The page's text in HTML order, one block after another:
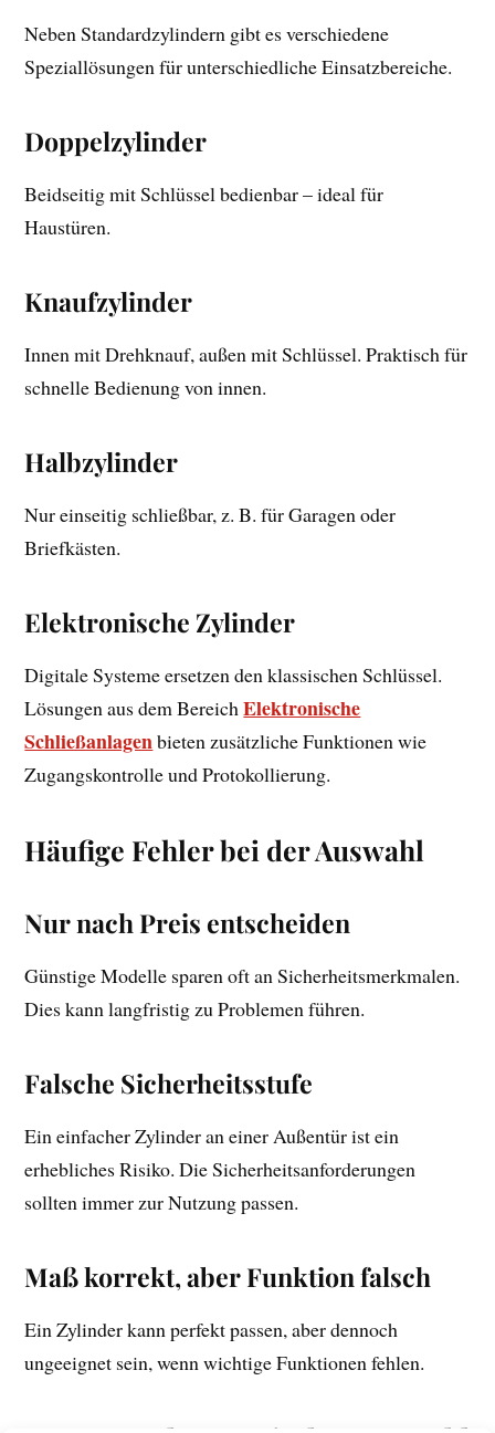
Neben Standardzylindern gibt es verschiedene
Speziallösungen für unterschiedliche Einsatzbereiche.
Doppelzylinder
Beidseitig mit Schlüssel bedienbar – ideal für
Haustüren.
Knaufzylinder
Innen mit Drehknauf, außen mit Schlüssel. Praktisch für
schnelle Bedienung von innen.
Halbzylinder
Nur einseitig schließbar, z. B. für Garagen oder
Briefkästen.
Elektronische Zylinder
Digitale Systeme ersetzen den klassischen Schlüssel.
Lösungen aus dem BereichElektronische
Schließanlagenbieten zusätzliche Funktionen wie
Zugangskontrolle und Protokollierung.
Häufige Fehler bei der Auswahl
Nur nach Preis entscheiden
Günstige Modelle sparen oft an Sicherheitsmerkmalen.
Dies kann langfristig zu Problemen führen.
Falsche Sicherheitsstufe
Ein einfacher Zylinder an einer Außentür ist ein
erhebliches Risiko. Die Sicherheitsanforderungen
sollten immer zur Nutzung passen.
Maß korrekt, aber Funktion falsch
Ein Zylinder kann perfekt passen, aber dennoch
ungeeignet sein, wenn wichtige Funktionen fehlen.